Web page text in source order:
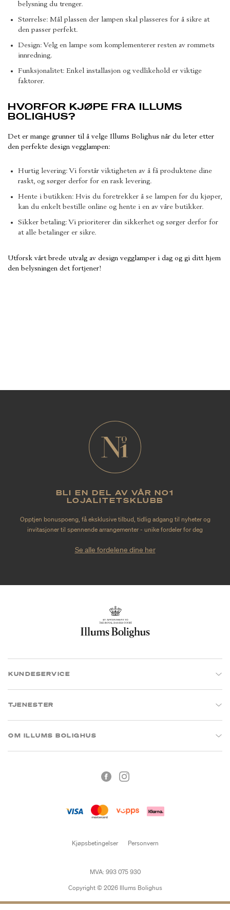
belysning du trenger.
Størrelse: Mål plassen der lampen skal plasseres for å sikre at
den passer perfekt.
Design: Velg en lampe som komplementerer resten av rommets
innredning.
Funksjonalitet: Enkel installasjon og vedlikehold er viktige
faktorer.
HVORFOR KJØPE FRA ILLUMS
BOLIGHUS?
Det er mange grunner til å velge Illums Bolighus når du leter etter
den perfekte design vegglampen:
Hurtig levering: Vi forstår viktigheten av å få produktene dine
raskt, og sørger derfor for en rask levering.
Hente i butikken: Hvis du foretrekker å se lampen før du kjøper,
kan du enkelt bestille online og hente i en av våre butikker.
Sikker betaling: Vi prioriterer din sikkerhet og sørger derfor for
at alle betalinger er sikre.
Utforsk vårt brede utvalg av design vegglamper i dag og gi ditt hjem
den belysningen det fortjener!
BLI EN DEL AV VÅR NO1
LOJALITETSKLUBB
Opptjen bonuspoeng, få eksklusive tilbud, tidlig adgang til nyheter og
invitasjoner til spennende arrangementer - unike fordeler for deg
Se alle fordelene dine her
KUNDESERVICE
TJENESTER
OM ILLUMS BOLIGHUS
Kjøpsbetingelser Personvern
MVA: 993 075 930
Copyright © 2026 Illums Bolighus